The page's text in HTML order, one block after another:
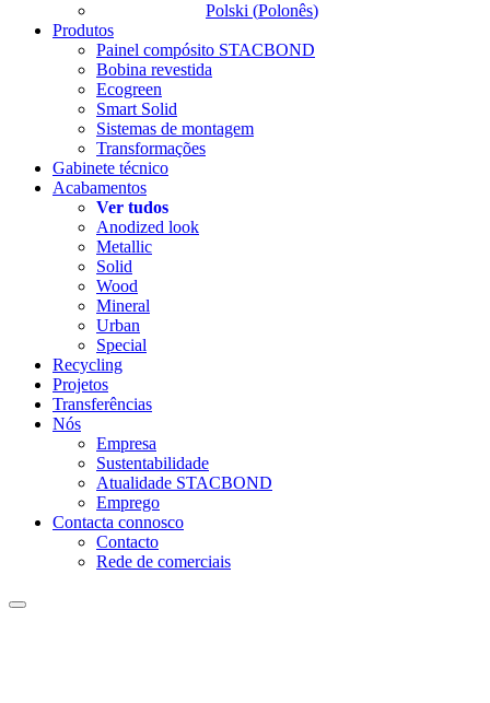
Polski (Polonês)
Produtos
Painel compósito STACBOND
Bobina revestida
Ecogreen
Smart Solid
Sistemas de montagem
Transformações
Gabinete técnico
Acabamentos
Ver tudos
Anodized look
Metallic
Solid
Wood
Mineral
Urban
Special
Recycling
Projetos
Transferências
Nós
Empresa
Sustentabilidade
Atualidade STACBOND
Emprego
Contacta connosco
Contacto
Rede de comerciais